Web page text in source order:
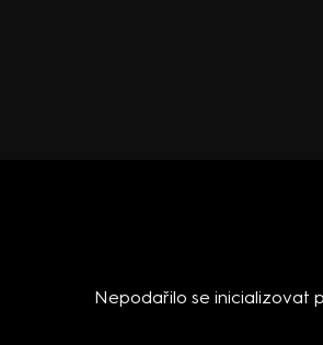
Nepodařilo se inicializovat